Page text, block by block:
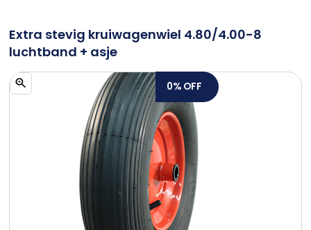
Extra stevig kruiwagenwiel 4.80/4.00-8
luchtband + asje
0% OFF